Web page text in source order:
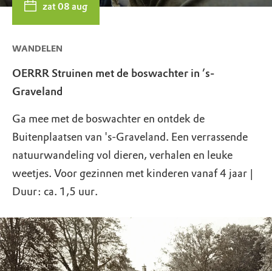
zat 08 aug
WANDELEN
OERRR Struinen met de boswachter in ’s-
Graveland
Ga mee met de boswachter en ontdek de
Buitenplaatsen van 's-Graveland. Een verrassende
natuurwandeling vol dieren, verhalen en leuke
weetjes. Voor gezinnen met kinderen vanaf 4 jaar |
Duur: ca. 1,5 uur.